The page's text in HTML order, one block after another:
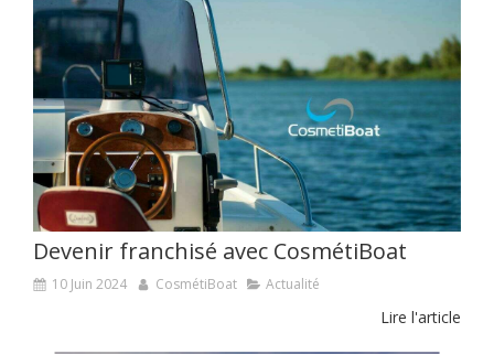
Devenir franchisé avec CosmétiBoat
10 Juin 2024 CosmétiBoat Actualité
Lire l'article